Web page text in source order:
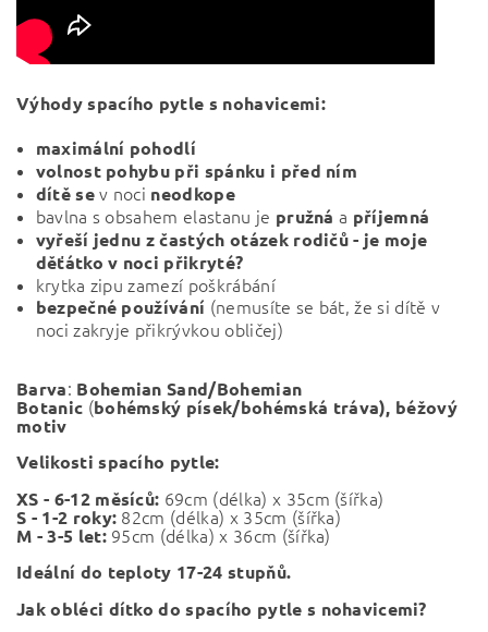
Výhody spacího pytle s nohavicemi:
maximální pohodlí
volnost pohybu při spánku i před ním
dítě sev noci neodkope
bavlna s obsahem elastanu je pružná a příjemná
vyřeší jednu z častých otázek rodičů - je moje
děťátko v noci přikryté?
krytka zipu zamezí poškrábání
bezpečné používání (nemusíte se bát, že si dítě v
noci zakryje přikrývkou obličej)
Barva: Bohemian Sand/Bohemian
Botanic (bohémský písek/bohémská tráva), béžový
motiv
Velikosti spacího pytle:
XS - 6-12 měsíců: 69cm (délka) x 35cm (šířka)
S - 1-2 roky: 82cm (délka) x 35cm (šířka)
M - 3-5 let: 95cm (délka) x 36cm (šířka)
Ideální do teploty 17-24 stupňů.
Jak obléci dítko do spacího pytle s nohavicemi?